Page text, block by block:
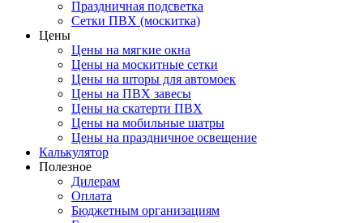
Праздничная подсветка
Сетки ПВХ (москитка)
Цены
Цены на мягкие окна
Цены на москитные сетки
Цены на шторы для автомоек
Цены на ПВХ завесы
Цены на скатерти ПВХ
Цены на мобильные шатры
Цены на праздничное освещение
Калькулятор
Полезное
Дилерам
Оплата
Бюджетным организациям